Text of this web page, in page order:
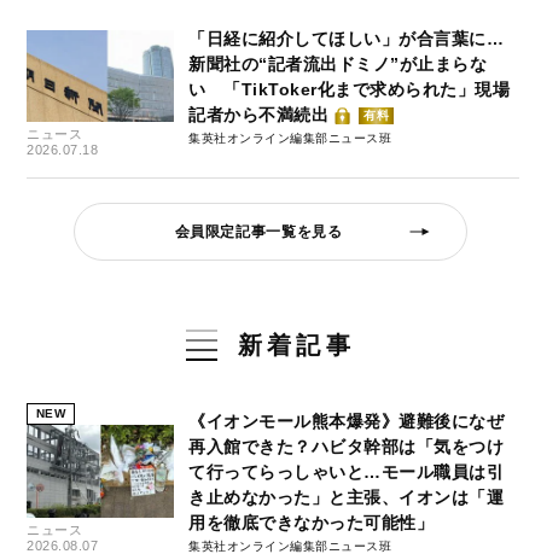
ニュース
2026.07.18
「日経に紹介してほしい」が合言葉に…
新聞社の“記者流出ドミノ”が止まらな
い 「TikToker化まで求められた」現場
記者から不満続出
有料
集英社オンライン編集部ニュース班
会員限定記事一覧を見る
新着記事
NEW
ニュース
2026.08.07
《イオンモール熊本爆発》避難後になぜ
再入館できた？ハビタ幹部は「気をつけ
て行ってらっしゃいと…モール職員は引
き止めなかった」と主張、イオンは「運
用を徹底できなかった可能性」
集英社オンライン編集部ニュース班